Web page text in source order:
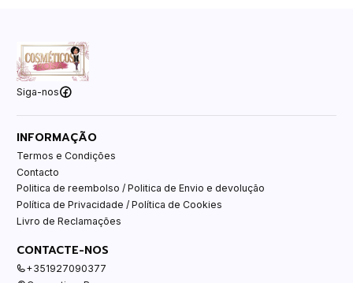
Siga-nos
INFORMAÇÃO
Termos e Condições
Contacto
Politica de reembolso / Politica de Envio e devolução
Política de Privacidade / Política de Cookies
Livro de Reclamações
CONTACTE-NOS
+351927090377